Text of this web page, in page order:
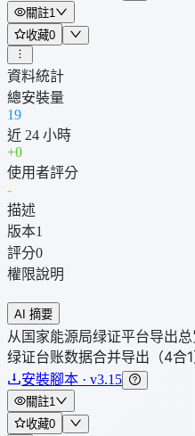
關註1
收藏0
資料統計
總安裝量
19
近 24 小時
+0
使用者評分
-
描述
版本1
評分0
權限說明
AI 摘要
从国家能源局绿证平台导出
绿证台账数据合并导出（4
安裝腳本 · v3.15
關註1
收藏0